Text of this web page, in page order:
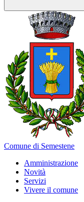
Comune di Semestene
Amministrazione
Novità
Servizi
Vivere il comune